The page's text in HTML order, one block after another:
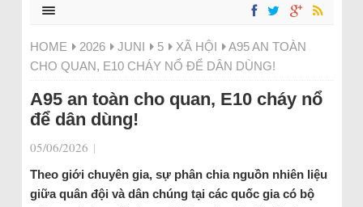
HOME 2026 JUNI 5 XÃ HỘI
A95 AN TOÀN
CHO QUAN, E10 CHÁY NỔ ĐỂ DÂN DÙNG!
A95 an toàn cho quan, E10 cháy nổ
để dân dùng!
05/06/2026 |
Theo giới chuyên gia, sự phân chia nguồn nhiên liệu
giữa quân đội và dân chúng tại các quốc gia có bộ